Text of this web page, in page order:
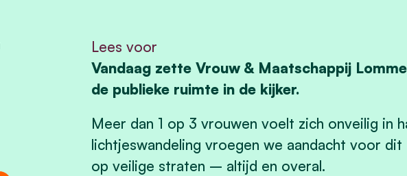
Lees voor
Vandaag zette Vrouw & Maatschappij
de publieke ruimte in de kijker.
Meer dan 1 op 3 vrouwen voelt zich onveilig in
lichtjeswandeling vroegen we aandacht voor
op veilige straten – altijd en overal.